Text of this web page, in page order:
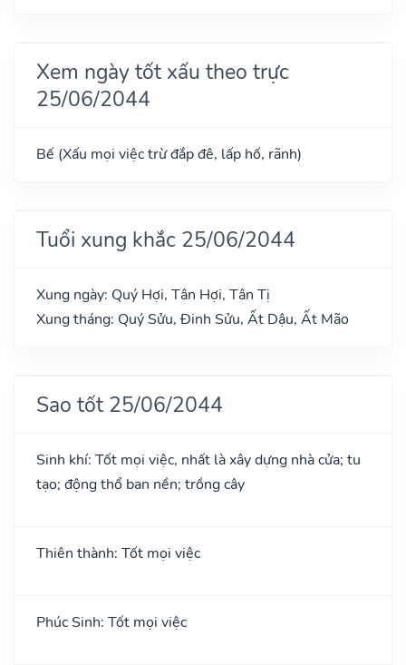
Xem ngày tốt xấu theo trực
25/06/2044
Bế (Xấu mọi việc trừ đắp đê, lấp hố, rãnh)
Tuổi xung khắc 25/06/2044
Xung ngày: Quý Hợi, Tân Hợi, Tân Tị
Xung tháng: Quý Sửu, Đinh Sửu, Ất Dậu, Ất Mão
Sao tốt 25/06/2044
Sinh khí: Tốt mọi việc, nhất là xây dựng nhà cửa; tu
tạo; động thổ ban nền; trồng cây
Thiên thành: Tốt mọi việc
Phúc Sinh: Tốt mọi việc